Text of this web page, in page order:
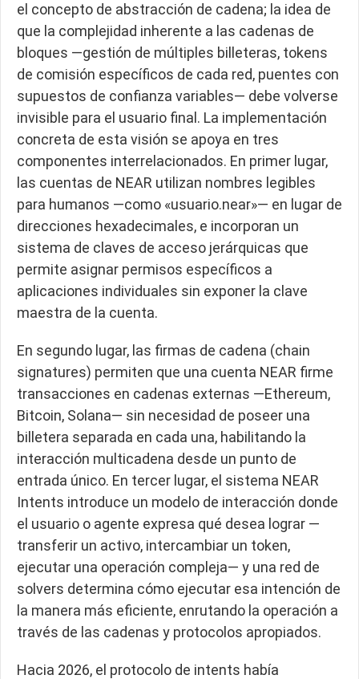
el concepto de abstracción de cadena; la idea de
que la complejidad inherente a las cadenas de
bloques —gestión de múltiples billeteras, tokens
de comisión específicos de cada red, puentes con
supuestos de confianza variables— debe volverse
invisible para el usuario final. La implementación
concreta de esta visión se apoya en tres
componentes interrelacionados. En primer lugar,
las cuentas de NEAR utilizan nombres legibles
para humanos —como «usuario.near»— en lugar de
direcciones hexadecimales, e incorporan un
sistema de claves de acceso jerárquicas que
permite asignar permisos específicos a
aplicaciones individuales sin exponer la clave
maestra de la cuenta.
En segundo lugar, las firmas de cadena (chain
signatures) permiten que una cuenta NEAR firme
transacciones en cadenas externas —Ethereum,
Bitcoin, Solana— sin necesidad de poseer una
billetera separada en cada una, habilitando la
interacción multicadena desde un punto de
entrada único. En tercer lugar, el sistema NEAR
Intents introduce un modelo de interacción donde
el usuario o agente expresa qué desea lograr —
transferir un activo, intercambiar un token,
ejecutar una operación compleja— y una red de
solvers determina cómo ejecutar esa intención de
la manera más eficiente, enrutando la operación a
través de las cadenas y protocolos apropiados.
Hacia 2026, el protocolo de intents había